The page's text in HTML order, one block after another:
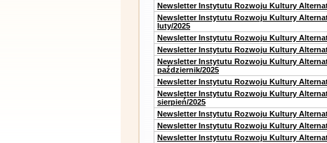
Newsletter Instytutu Rozwoju Kultury
Newsletter Instytutu Rozwoju Kultury
luty/2025
Newsletter Instytutu Rozwoju Kultury
Newsletter Instytutu Rozwoju Kultury
Newsletter Instytutu Rozwoju Kultury
październik/2025
Newsletter Instytutu Rozwoju Kultury
Newsletter Instytutu Rozwoju Kultury
sierpień/2025
Newsletter Instytutu Rozwoju Kultury
Newsletter Instytutu Rozwoju Kultury
Newsletter Instytutu Rozwoju Kultury